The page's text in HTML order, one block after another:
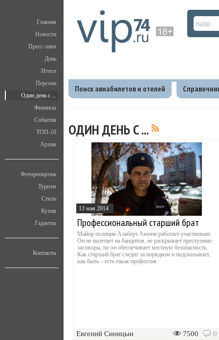
Главная
Новости
Пресс-ланч
День
Итоги
Персона
Один день с ...
Финансы
События
ТОП-10
Архив
Фоторепортаж
Туризм
Стиль
Кухня
Гаджеты
Контакты
Поиск авиабилетов и отелей
ОДИН ДЕНЬ С ...
13 мая 2014
Профессиональный старший брат
Майор полиции Альберт Аюпов работает участковым.
Он не налетает на бандитов, не раскрывает преступные
заговоры, но он обеспечивает местную безопасность.
Как старший брат следит за порядком и подсказывает,
как быть – есть такая профессия.
Евгений Синицын 0
7500